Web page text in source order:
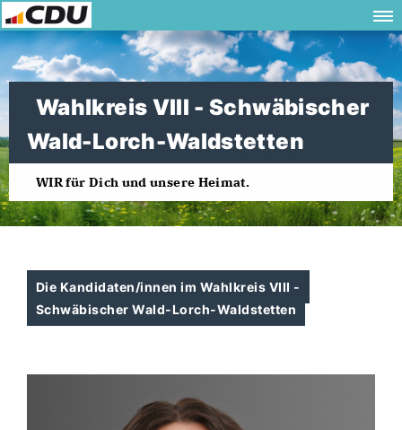
Wahlkreis VIII - Schwäbischer
Wald-Lorch-Waldstetten
WIR für Dich und unsere Heimat.
Die Kandidaten/innen im Wahlkreis VIII -
Schwäbischer Wald-Lorch-Waldstetten